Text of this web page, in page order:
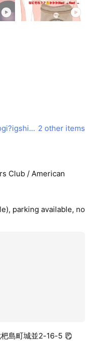
instagram.com/ponoayu_yomogi?igshid=NzZlODBkYWE4Ng== 2 other items
Club / American
parking available, no
島町城並2-16-5